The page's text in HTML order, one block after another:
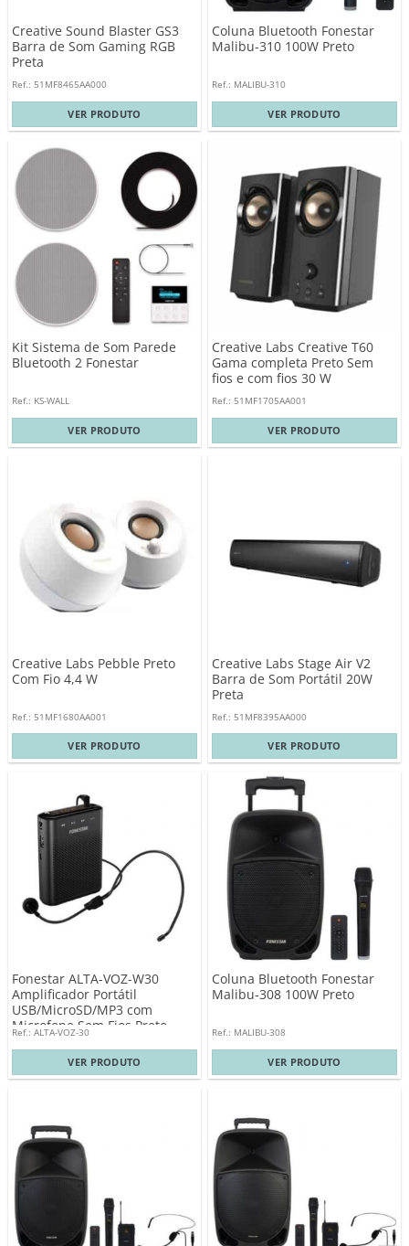
Creative Sound Blaster GS3
Barra de Som Gaming RGB
Preta
Ref.: 51MF8465AA000
VER PRODUTO
Coluna Bluetooth Fonestar
Malibu-310 100W Preto
Ref.: MALIBU-310
VER PRODUTO
Kit Sistema de Som Parede
Bluetooth 2 Fonestar
Ref.: KS-WALL
VER PRODUTO
Creative Labs Creative T60
Gama completa Preto Sem
fios e com fios 30 W
Ref.: 51MF1705AA001
VER PRODUTO
Creative Labs Pebble Preto
Com Fio 4,4 W
Ref.: 51MF1680AA001
VER PRODUTO
Creative Labs Stage Air V2
Barra de Som Portátil 20W
Preta
Ref.: 51MF8395AA000
VER PRODUTO
Fonestar ALTA-VOZ-W30
Amplificador Portátil
USB/MicroSD/MP3 com
Microfone Sem Fios Preto
Ref.: ALTA-VOZ-30
VER PRODUTO
Coluna Bluetooth Fonestar
Malibu-308 100W Preto
Ref.: MALIBU-308
VER PRODUTO